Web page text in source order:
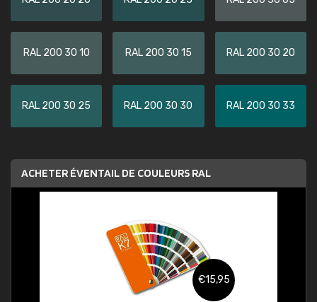
RAL 200 30 10 RAL 200 30 15 RAL 200 30 20
RAL 200 30 25 RAL 200 30 30 RAL 200 30 33
ACHETER ÉVENTAIL DE COULEURS RAL
€15,95